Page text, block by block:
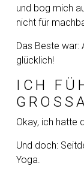
und bog mich
nicht für
Das Beste war:
glücklich!
ICH
Okay, ich hatte
Und doch:
Yoga.